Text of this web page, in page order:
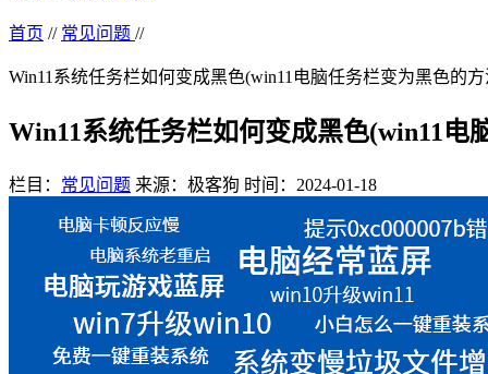
首页 // 常见问题 //
Win11系统任务栏如何变成黑色(win11电脑任务栏变为黑色的方
Win11系统任务栏如何变成黑色(win11电
栏目： 常见问题 来源：极客狗 时间：2024-01-18